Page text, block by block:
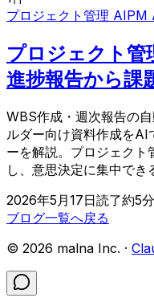
プロジェクト管理 AIPM
プロジェクト
進捗報告から課
WBS作成・週次報告の
ルダー向け資料作成をAI
ーを解説。プロジェクト
し、意思決定に集中でき
2026年5月17日読了約5分
ブログ一覧へ戻る
© 2026 malna Inc. ·